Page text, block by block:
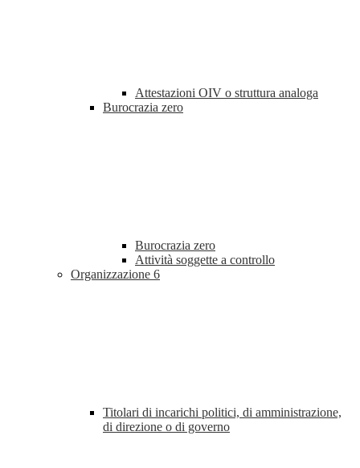
Attestazioni OIV o struttura analoga
Burocrazia zero
Burocrazia zero
Attività soggette a controllo
Organizzazione 6
Titolari di incarichi politici, di amministrazione,
di direzione o di governo